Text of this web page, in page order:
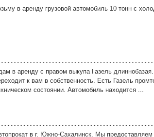
в аренду грузовой автомобиль 10 тонн с
в аренду с правом выкупа Газель
к вам в собственность. Есть Газель
состоянии. Автомобиль находится ...
в г. Южно-Сахалинск. Мы